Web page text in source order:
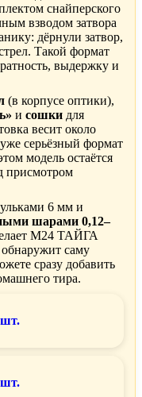
снайперского
взводом затвора
дёрнули затвор,
Такой формат
выдержку и
(в корпусе оптики),
и сошки для
весит около
серьёзный формат
модель остаётся
присмотром
6 мм и
шарами 0,12–
M24 ТАЙГА
саму
сразу добавить
тира.